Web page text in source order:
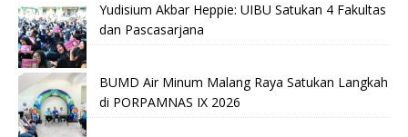
Yudisium Akbar Heppie: UIBU Satukan 4 Fakultas
dan Pascasarjana
BUMD Air Minum Malang Raya Satukan Langkah
di PORPAMNAS IX 2026